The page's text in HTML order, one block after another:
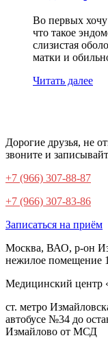
Во первых хочу
что такое
слизистая
матки и
Читать далее
Дорогие друзья, не
звоните и
+7 (966) 307-88-87
+7 (966) 307-83-86
Записаться на приём
Москва, ВАО, р-он
нежилое помещение
Медицинский центр
ст. метро
автобусе №34 до
Измайлово от МСД